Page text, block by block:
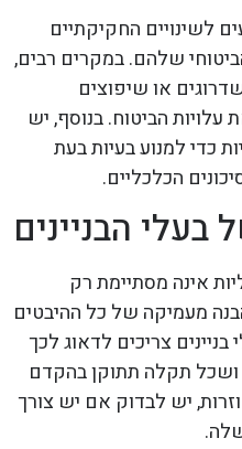
לשינויים החקיקתיים
שלהם. במקרים רבים,
או שיפוצים
הביטוח. בנוסף, יש
כדי למנוע בעיות בעת
הכלכליים.
הבניינים
אינה מסתיימת רק
מעמיקה של כל ההיבטים
צריכים לדאוג לכך
ושכל תקלה תתוקן בהקדם
יש לבדוק אם יש צורך